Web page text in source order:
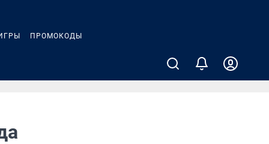
ПРОМОКОДЫ